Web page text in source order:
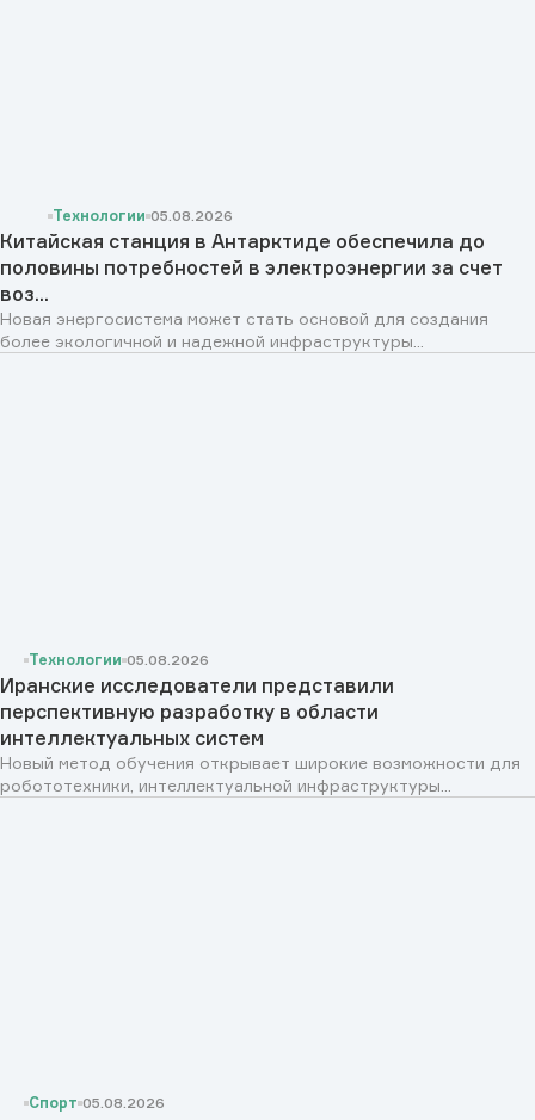
Технологии 05.08.2026
Китайская станция в Антарктиде обеспечила до
половины потребностей в электроэнергии за счет
воз...
Новая энергосистема может стать основой для создания
более экологичной и надежной инфраструктуры...
Технологии 05.08.2026
Иранские исследователи представили
перспективную разработку в области
интеллектуальных систем
Новый метод обучения открывает широкие возможности для
робототехники, интеллектуальной инфраструктуры...
Спорт 05.08.2026